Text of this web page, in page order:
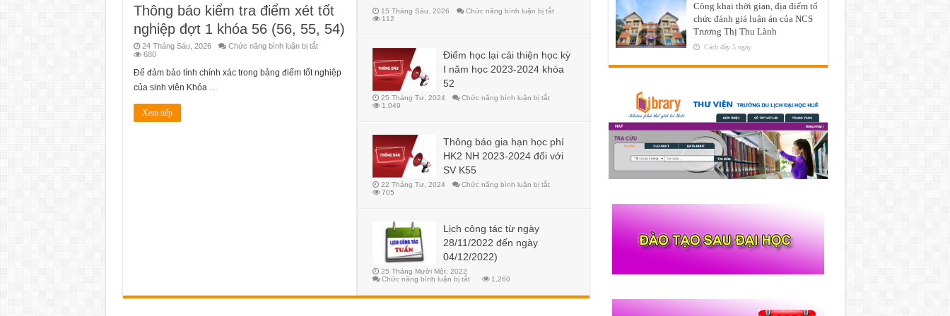
Thông báo kiểm tra điểm xét tốt
nghiệp đợt 1 khóa 56 (56, 55, 54)
24 Tháng Sáu, 2026 Chức năng bình luận bị tắtở
kiểm
tra
680
Để đảm bảo tính chính xác trong bảng điểm tốt nghiệp
của sinh viên Khóa …
Xem tiếp
15 Tháng Sáu, 2026 Chức năng bình luận bị tắtở
112
Điểm học lại cải thiện học kỳ
I năm học 2023-2024 khóa
52
25 Tháng Tư, 2024 Chức năng bình luận bị tắtở
học
I
2023-
1,049
Thông báo gia hạn học phí
HK2 NH 2023-2024 đối với
SV K55
22 Tháng Tư, 2024 Chức năng bình luận bị tắtở
705
Lịch công tác từ ngày
28/11/2022 đến ngày
04/12/2022)
25 Tháng Mười Một, 2022
Chức năng bình luận bị tắtở
1,260
Công khai thời gian, địa điểm tổ
chức đánh giá luận án của NCS
Trương Thị Thu Lành
Cách đây 5 ngày